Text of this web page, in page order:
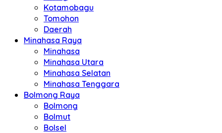
Kotamobagu
Tomohon
Daerah
Minahasa Raya
Minahasa
Minahasa Utara
Minahasa Selatan
Minahasa Tenggara
Bolmong Raya
Bolmong
Bolmut
Bolsel